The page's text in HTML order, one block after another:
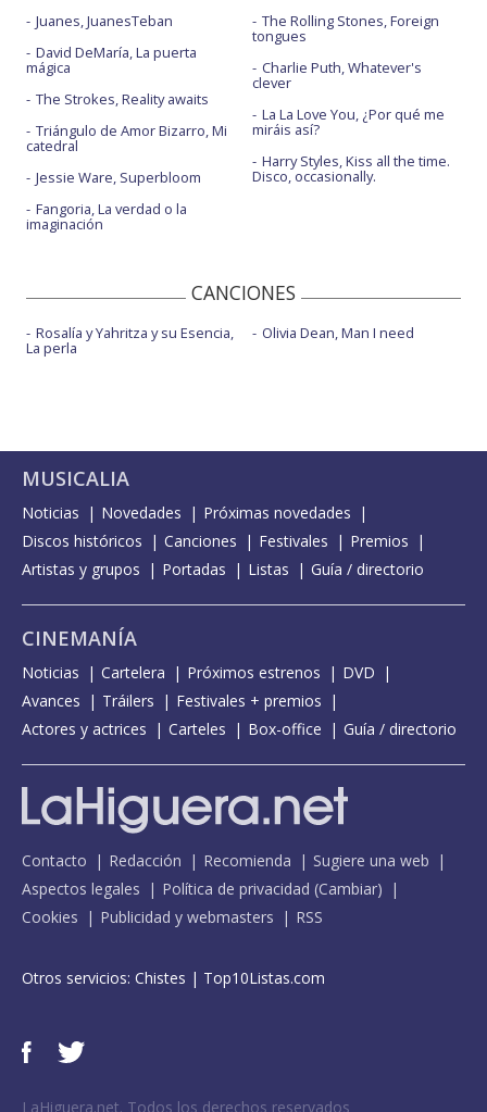
Juanes, JuanesTeban
David DeMaría, La puerta
mágica
The Strokes, Reality awaits
Triángulo de Amor Bizarro, Mi
catedral
Jessie Ware, Superbloom
Fangoria, La verdad o la
imaginación
The Rolling Stones, Foreign
tongues
Charlie Puth, Whatever's
clever
La La Love You, ¿Por qué me
miráis así?
Harry Styles, Kiss all the time.
Disco, occasionally.
CANCIONES
Rosalía y Yahritza y su Esencia,
La perla
Olivia Dean, Man I need
MUSICALIA
Noticias Novedades
Próximas novedades
Discos históricos
Canciones Festivales
Premios
Artistas y grupos
Portadas Listas Guía / directorio
CINEMANÍA
Noticias Cartelera Próximos estrenos
DVD
Avances
Tráilers
Festivales + premios
Actores y actrices
Carteles Box-office Guía / directorio
Contacto Redacción Recomienda
Sugiere una web
Aspectos legales
Política de privacidad (Cambiar)
Cookies
Publicidad y webmasters RSS
Otros servicios: Chistes | Top10Listas.com
LaHiguera.net. Todos los derechos reservados